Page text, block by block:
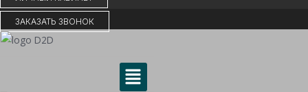
ЗАКАЗАТЬ ЗВОНОК
Меню